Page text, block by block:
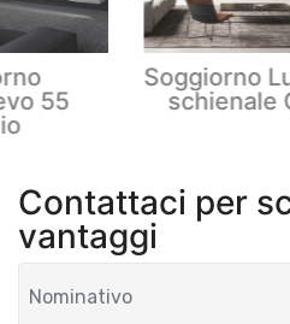
55
Soggiorno
schienale
Contattaci per
vantaggi